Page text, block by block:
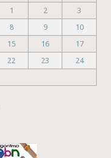
1
2
3
8 9
10
15 16
17
22 23
24